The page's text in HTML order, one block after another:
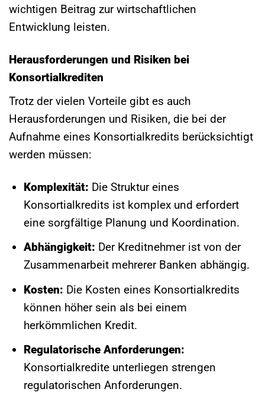
wichtigen Beitrag zur wirtschaftlichen
Entwicklung leisten.
Herausforderungen und Risiken bei
Konsortialkrediten
Trotz der vielen Vorteile gibt es auch
Herausforderungen und Risiken, die bei der
Aufnahme eines Konsortialkredits berücksichtigt
werden müssen:
Komplexität: Die Struktur eines
Konsortialkredits ist komplex und erfordert
eine sorgfältige Planung und Koordination.
Abhängigkeit: Der Kreditnehmer ist von der
Zusammenarbeit mehrerer Banken abhängig.
Kosten: Die Kosten eines Konsortialkredits
können höher sein als bei einem
herkömmlichen Kredit.
Regulatorische Anforderungen:
Konsortialkredite unterliegen strengen
regulatorischen Anforderungen.